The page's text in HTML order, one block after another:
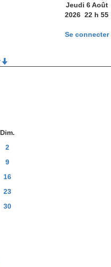
Jeudi 6 Août
2026 22 h55
Se connecter
Dim.
2
9
16
23
30